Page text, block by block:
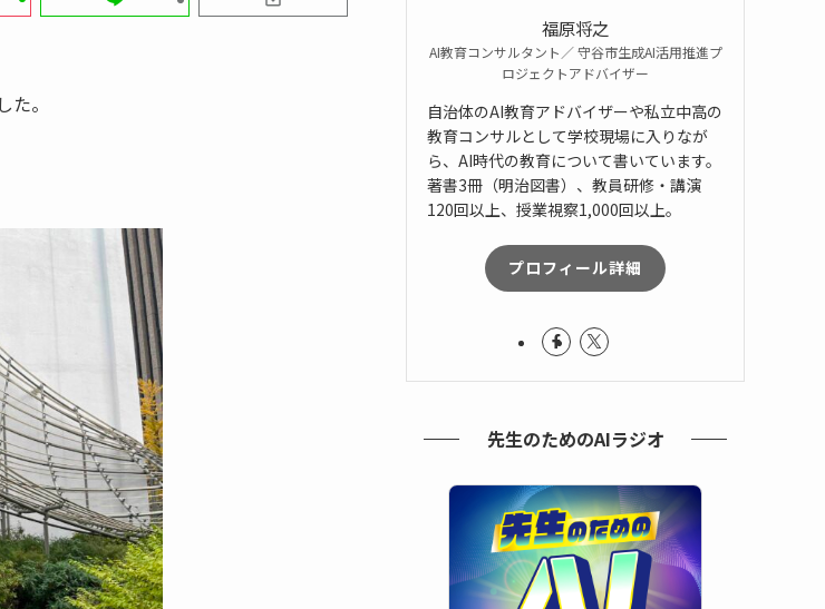
。
福原将之
AI教育コンサルタント／ 守谷市生成AI活用推進プ
ロジェクトアドバイザー
自治体のAI教育アドバイザーや私立中高の
教育コンサルとして学校現場に入りなが
ら、AI時代の教育について書いています。
著書3冊（明治図書）、教員研修・講演
120回以上、授業視察1,000回以上。
プロフィール詳細
先生のためのAIラジオ